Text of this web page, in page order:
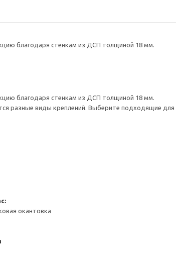
благодаря стенкам из ДСП толщиной 18 мм.
благодаря стенкам из ДСП толщиной 18 мм.
разные виды креплений. Выберите подходящие
окантовка